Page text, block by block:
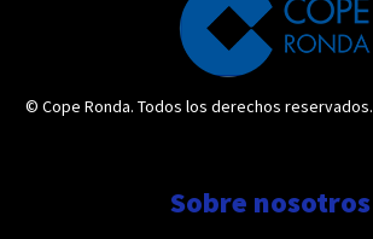
© Cope Ronda. Todos los derechos reservados.
Sobre nosotros